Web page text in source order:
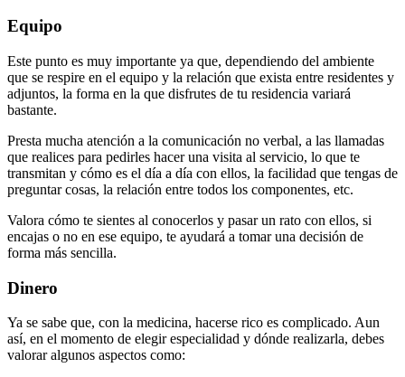
Equipo
Este punto es muy importante ya que, dependiendo del ambiente
que se respire en el equipo y la relación que exista entre residentes y
adjuntos, la forma en la que disfrutes de tu residencia variará
bastante.
Presta mucha atención a la comunicación no verbal, a las llamadas
que realices para pedirles hacer una visita al servicio, lo que te
transmitan y cómo es el día a día con ellos, la facilidad que tengas de
preguntar cosas, la relación entre todos los componentes, etc.
Valora cómo te sientes al conocerlos y pasar un rato con ellos, si
encajas o no en ese equipo, te ayudará a tomar una decisión de
forma más sencilla.
Dinero
Ya se sabe que, con la medicina, hacerse rico es complicado. Aun
así, en el momento de elegir especialidad y dónde realizarla, debes
valorar algunos aspectos como: